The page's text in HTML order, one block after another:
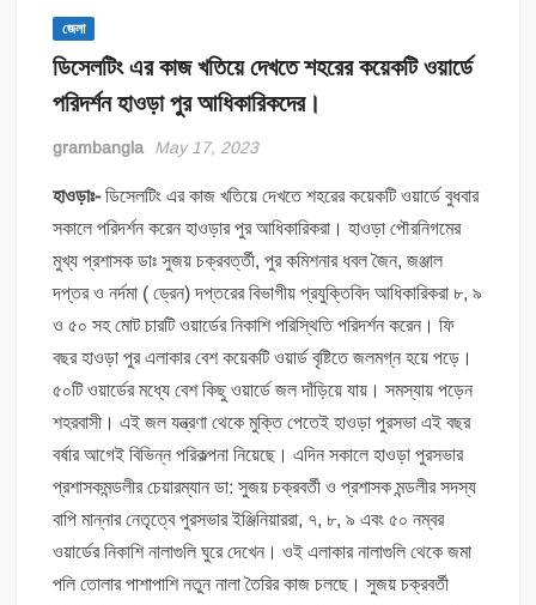
জেলা
ডিসেলটিং এর কাজ খতিয়ে দেখতে শহরের কয়েকটি ওয়ার্ডে
পরিদর্শন হাওড়া পুর আধিকারিকদের।
grambangla May 17, 2023
হাওড়াঃ-ডিসেলটিং এর কাজ খতিয়ে দেখতে শহরের কয়েকটি ওয়ার্ডে বুধবার
সকালে পরিদর্শন করেন হাওড়ার পুর আধিকারিকরা। হাওড়া পৌরনিগমের
মুখ্য প্রশাসক ডাঃ সুজয় চক্রবর্ত্তী, পুর কমিশনার ধবল জৈন, জঞ্জাল
দপ্তর ও নর্দমা ( ড্রেন) দপ্তরের বিভাগীয় প্রযুক্তিবিদ আধিকারিকরা ৮, ৯
ও ৫০ সহ মোট চারটি ওয়ার্ডের নিকাশি পরিস্থিতি পরিদর্শন করেন। ফি
বছর হাওড়া পুর এলাকার বেশ কয়েকটি ওয়ার্ড বৃষ্টিতে জলমগ্ন হয়ে পড়ে।
৫০টি ওয়ার্ডের মধ্যে বেশ কিছু ওয়ার্ডে জল দাঁড়িয়ে যায়। সমস্যায় পড়েন
শহরবাসী। এই জল যন্ত্রণা থেকে মুক্তি পেতেই হাওড়া পুরসভা এই বছর
বর্ষার আগেই বিভিন্ন পরিকল্পনা নিয়েছে। এদিন সকালে হাওড়া পুরসভার
প্রশাসকমন্ডলীর চেয়ারম্যান ডা: সুজয় চক্রবর্তী ও প্রশাসক মন্ডলীর সদস্য
বাপি মান্নার নেতৃত্বে পুরসভার ইঞ্জিনিয়াররা, ৭, ৮, ৯ এবং ৫০ নম্বর
ওয়ার্ডের নিকাশি নালাগুলি ঘুরে দেখেন। ওই এলাকার নালাগুলি থেকে জমা
পলি তোলার পাশাপাশি নতুন নালা তৈরির কাজ চলছে। সুজয় চক্রবর্তী